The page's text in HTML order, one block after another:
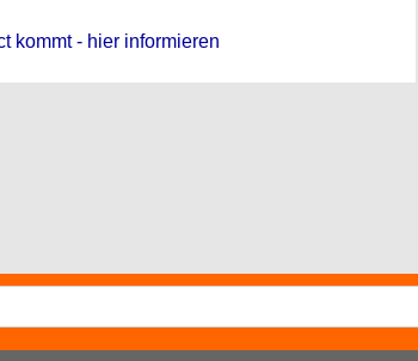
kommt - hier informieren